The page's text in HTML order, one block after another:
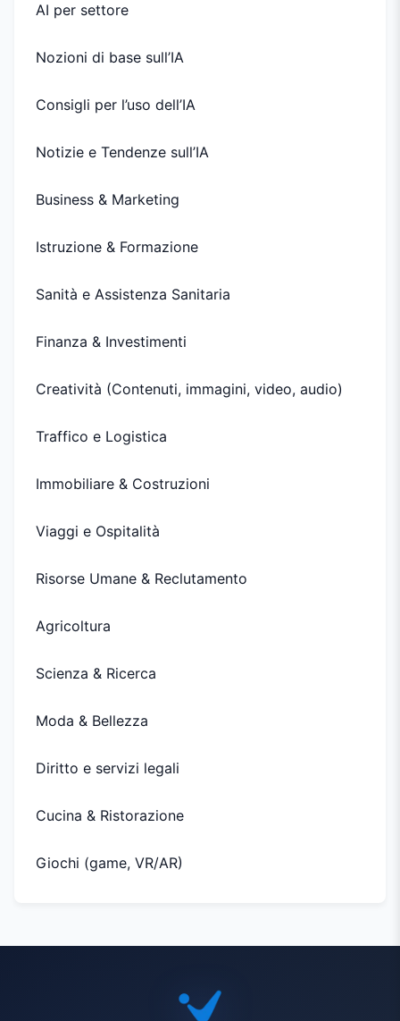
AI per settore
Nozioni di base sull’IA
Consigli per l’uso dell’IA
Notizie e Tendenze sull’IA
Business & Marketing
Istruzione & Formazione
Sanità e Assistenza Sanitaria
Finanza & Investimenti
Creatività (Contenuti, immagini, video, audio)
Traffico e Logistica
Immobiliare & Costruzioni
Viaggi e Ospitalità
Risorse Umane & Reclutamento
Agricoltura
Scienza & Ricerca
Moda & Bellezza
Diritto e servizi legali
Cucina & Ristorazione
Giochi (game, VR/AR)